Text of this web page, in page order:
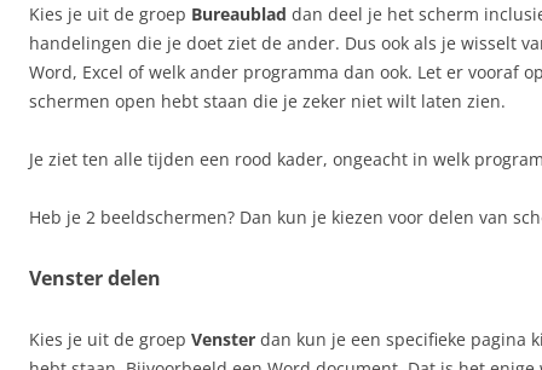
Kies je uit de groep Bureaublad dan deel je het scherm
handelingen die je doet ziet de ander. Dus ook als je wisselt
Word, Excel of welk ander programma dan ook. Let er vooraf
schermen open hebt staan die je zeker niet wilt laten zien.
Je ziet ten alle tijden een rood kader, ongeacht in welk
Heb je 2 beeldschermen? Dan kun je kiezen voor delen van
Venster delen
Kies je uit de groep Venster dan kun je een specifieke pagina